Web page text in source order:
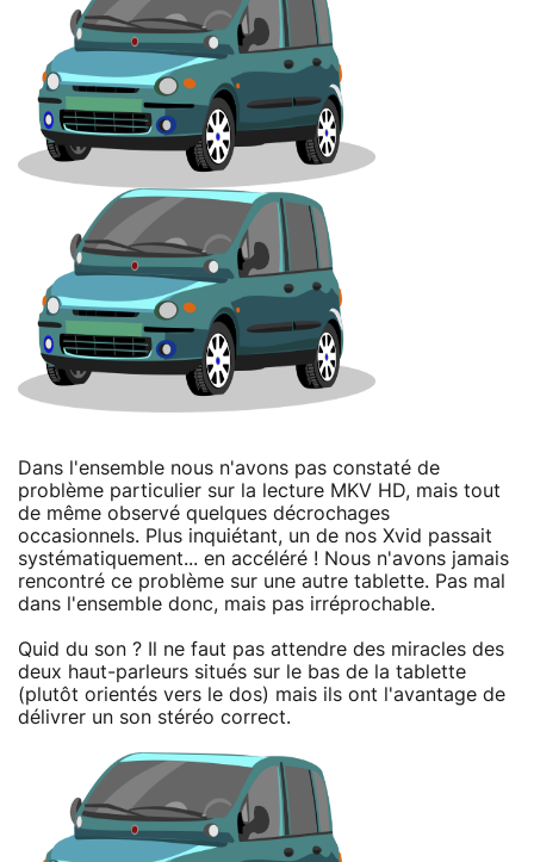
Dans l'ensemble nous n'avons pas constaté de
problème particulier sur la lecture MKV HD, mais tout
de même observé quelques décrochages
occasionnels. Plus inquiétant, un de nos Xvid passait
systématiquement... en accéléré ! Nous n'avons jamais
rencontré ce problème sur une autre tablette. Pas mal
dans l'ensemble donc, mais pas irréprochable.
Quid du son ? Il ne faut pas attendre des miracles des
deux haut-parleurs situés sur le bas de la tablette
(plutôt orientés vers le dos) mais ils ont l'avantage de
délivrer un son stéréo correct.